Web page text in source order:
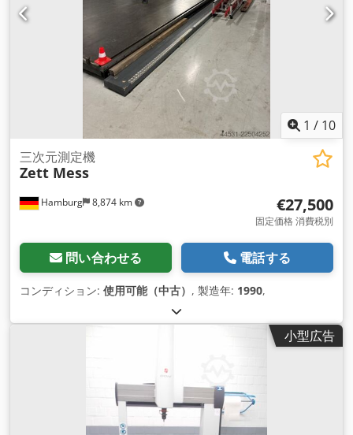
1 / 10
Hamburg 8,874 km
三次元測定機
Zett Mess
€27,500
固定価格 消費税別
問い合わせる 電話する
コンディション: 使用可能（中古） , 製造年: 1990,
小型広告